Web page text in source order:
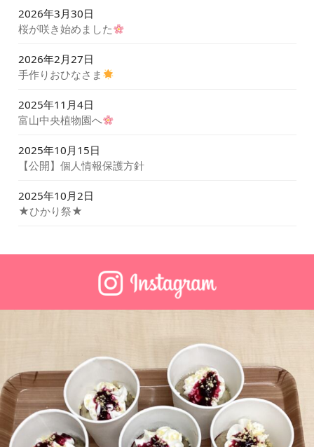
2026年3月30日
桜が咲き始めました
2026年2月27日
手作りおひなさま
2025年11月4日
富山中央植物園へ
2025年10月15日
【公開】個人情報保護方針
2025年10月2日
★ひかり祭★